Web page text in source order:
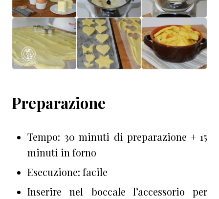
Preparazione
Tempo: 30 minuti di preparazione + 15
minuti in forno
Esecuzione: facile
Inserire nel boccale l’accessorio per